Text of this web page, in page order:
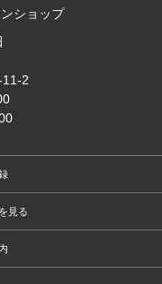
ショップ
2
見る